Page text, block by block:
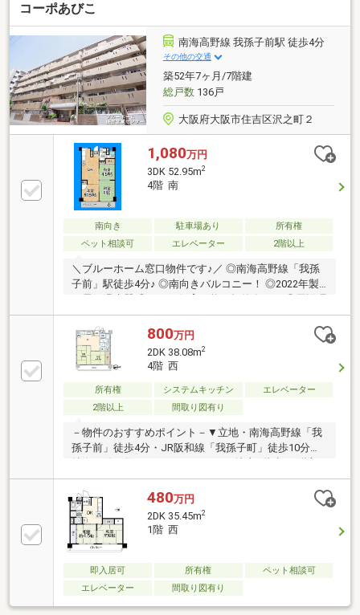
コーポあびこ
南海高野線 我孫子前駅 徒歩4分
その他の交通
築52年7ヶ月/7階建
総戸数136戸
大阪府大阪市住吉区沢之町２
1,080万円
3DK 52.95m2
4階 南
南向き 駐車場あり
所有権
ペット相談可
エレベーター 2階以上
＼ブルーホーム窓口物件です♪／ ◎南海高野線「我孫
子前」駅徒歩4分♪ ◎南向きバルコニー！ ◎2022年製
の電気温水器 ◎ペット飼育可能（規約有り） ◎周辺環
境充実！ ◎収益用としてもオススメ！
800万円
2DK 38.08m2
4階 西
所有権 システムキッチン
エレベーター
2階以上
間取り図有り
－物件のおすすめポイント－▼立地・南海高野線「我
孫子前」徒歩4分・JR阪和線「我孫子町」徒歩10分▼
特徴・総戸数136戸のマンション・地上7階建の4階部
分・引き戸で繋がる回遊性をもたせた間取り・2間続
きの和室は多目的に活用可能・浴室は自然換気できる
窓付・和室1間に収納スペースを確保・全和室が面す
るバルコニー▼周辺環境・万代苅田店 徒歩2分(約
120m)・大阪市住吉区役所 徒歩4分(約320m)・大阪市
立南住吉小学校 徒歩8分(約640m)■ ご希望の住まい探
しをお手伝いします ━━━━━・・・物件の詳細・ご
相談はお気軽にお問い合わせください。
480万円
2DK 35.45m2
1階 西
即入居可 所有権
ペット相談可
エレベーター
間取り図有り